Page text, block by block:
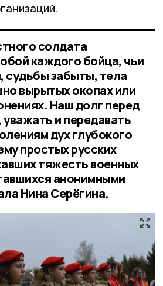
солдата
каждого бойца, чьи
судьбы забыты, тела
вырытых окопах или
Наш долг перед
и передавать
дух глубокого
простых русских
тяжесть военных
анонимными
Нина Серёгина.